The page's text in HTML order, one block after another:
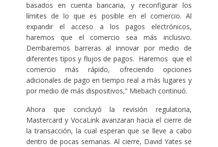
basados en cuenta bancaria, y reconfigurar los
límites de lo que es posible en el comercio. Al
expandir el acceso a los pagos electrónicos,
haremos que el comercio sea más inclusivo.
Derribaremos barreras al innovar por medio de
diferentes tipos y flujos de pagos. Haremos que el
comercio más rápido, ofreciendo opciones
adicionales de pago en tiempo real a más lugares y
por medio de más dispositivos,” Miebach continuó.
Ahora que concluyó la revisión regulatoria,
Mastercard y VocaLink avanzaran hacia el cierre de
la transacción, la cual esperan que se lleve a cabo
dentro de pocas semanas. Al cierre, David Yates se